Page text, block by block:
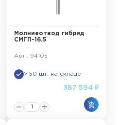
Молниеотвод гибрид
СМГП-16.5
Арт.: 94105
> 50 шт. на складе
387 594 ₽